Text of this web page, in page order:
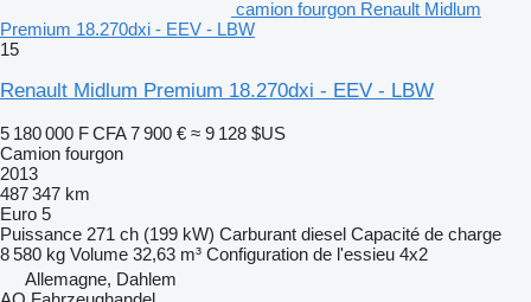
camion fourgon Renault Midlum
Premium 18.270dxi - EEV - LBW
15
Renault Midlum Premium 18.270dxi - EEV - LBW
5 180 000 F CFA 7 900 € ≈ 9 128 $US
Camion fourgon
2013
487 347 km
Euro 5
Puissance 271 ch (199 kW) Carburant diesel Capacité de charge
8 580 kg Volume 32,63 m³ Configuration de l'essieu 4x2
Allemagne, Dahlem